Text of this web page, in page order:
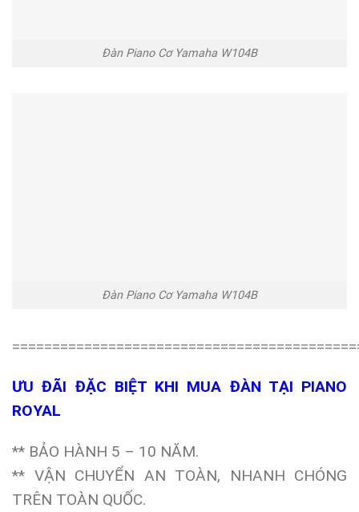
Đàn Piano Cơ Yamaha W104B
Đàn Piano Cơ Yamaha W104B
ƯU ĐÃI ĐẶC BIỆT KHI MUA ĐÀN TẠI PIANO
ROYAL
** BẢO HÀNH 5 – 10 NĂM.
** VẬN CHUYỂN AN TOÀN, NHANH CHÓNG
TRÊN TOÀN QUỐC.